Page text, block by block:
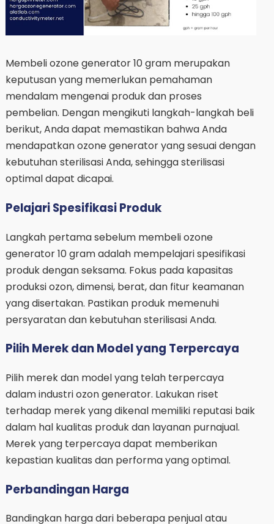
Membeli ozone generator 10 gram merupakan
keputusan yang memerlukan pemahaman
mendalam mengenai produk dan proses
pembelian. Dengan mengikuti langkah-langkah beli
berikut, Anda dapat memastikan bahwa Anda
mendapatkan ozone generator yang sesuai dengan
kebutuhan sterilisasi Anda, sehingga sterilisasi
optimal dapat dicapai.
Pelajari Spesifikasi Produk
Langkah pertama sebelum membeli ozone
generator 10 gram adalah mempelajari spesifikasi
produk dengan seksama. Fokus pada kapasitas
produksi ozon, dimensi, berat, dan fitur keamanan
yang disertakan. Pastikan produk memenuhi
persyaratan dan kebutuhan sterilisasi Anda.
Pilih Merek dan Model yang Terpercaya
Pilih merek dan model yang telah terpercaya
dalam industri ozon generator. Lakukan riset
terhadap merek yang dikenal memiliki reputasi baik
dalam hal kualitas produk dan layanan purnajual.
Merek yang terpercaya dapat memberikan
kepastian kualitas dan performa yang optimal.
Perbandingan Harga
Bandingkan harga dari beberapa penjual atau